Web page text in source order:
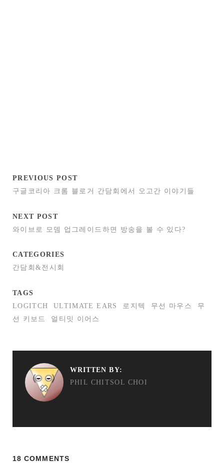
PREVIOUS POST
구글코리아 크롬 블로거 간담회에서 오고간 이야기들
NEXT POST
와이브로 모뎀 업그레이드하면 방송을 볼 수 있다?
CATEGORIES
간담회&전시회
TAGS
LOGITCH
ULTIMATE EARS 로지텍 무선 마우스
무
선 키보드
얼티밋 이어스
WRITTEN BY:
PHIL CHITSOL CHOI
18 COMMENTS